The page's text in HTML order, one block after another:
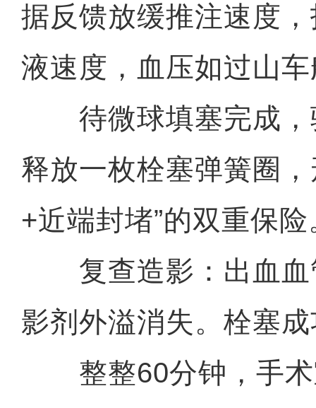
据反馈放缓推注速度
液速度，血压如过山
待微球填塞完成，
释放一枚栓塞弹簧圈
+近端封堵”的双重保险
复查造影：出血血
影剂外溢消失。栓塞
整整60分钟，手术